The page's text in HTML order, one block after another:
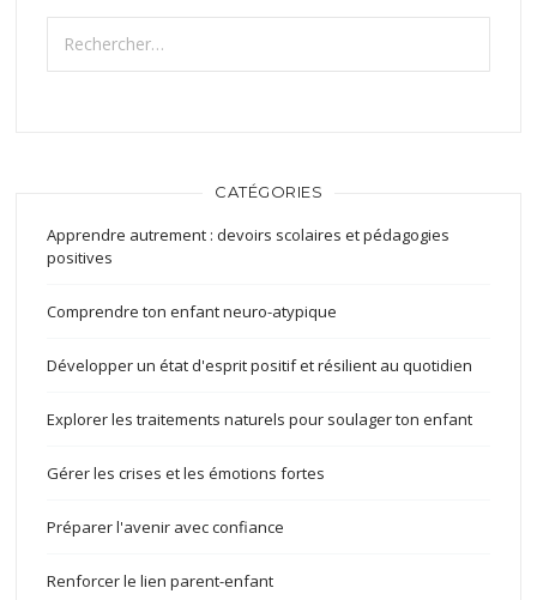
Rechercher :
CATÉGORIES
Apprendre autrement : devoirs scolaires et pédagogies
positives
Comprendre ton enfant neuro-atypique
Développer un état d'esprit positif et résilient au quotidien
Explorer les traitements naturels pour soulager ton enfant
Gérer les crises et les émotions fortes
Préparer l'avenir avec confiance
Renforcer le lien parent-enfant